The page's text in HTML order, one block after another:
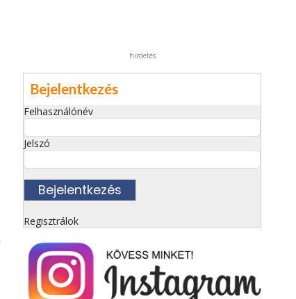
hirdetés
Bejelentkezés
Felhasználónév
Jelszó
Regisztrálok